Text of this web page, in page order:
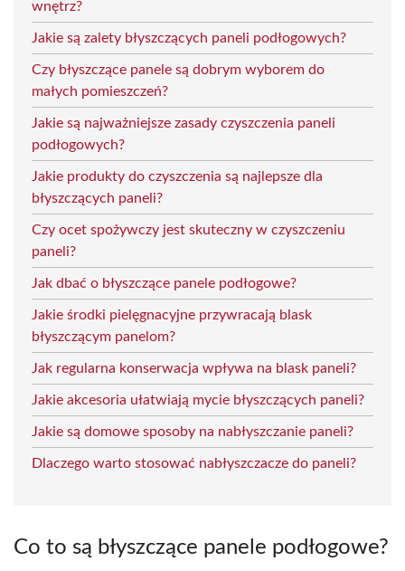
wnętrz?
Jakie są zalety błyszczących paneli podłogowych?
Czy błyszczące panele są dobrym wyborem do
małych pomieszczeń?
Jakie są najważniejsze zasady czyszczenia paneli
podłogowych?
Jakie produkty do czyszczenia są najlepsze dla
błyszczących paneli?
Czy ocet spożywczy jest skuteczny w czyszczeniu
paneli?
Jak dbać o błyszczące panele podłogowe?
Jakie środki pielęgnacyjne przywracają blask
błyszczącym panelom?
Jak regularna konserwacja wpływa na blask paneli?
Jakie akcesoria ułatwiają mycie błyszczących paneli?
Jakie są domowe sposoby na nabłyszczanie paneli?
Dlaczego warto stosować nabłyszczacze do paneli?
Co to są błyszczące panele podłogowe?